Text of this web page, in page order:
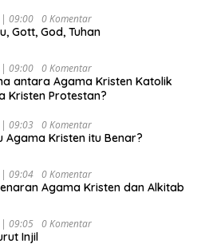
& Simposium Nasional
Perekonomian Nasional dan
| 09:00 0 Komentar
Gott, God, Tuhan
| 09:00 0 Komentar
antara Agama Kristen Katolik
Kristen Protestan?
| 09:03 0 Komentar
Agama Kristen itu Benar?
| 09:04 0 Komentar
Agama Kristen dan Alkitab
| 09:05 0 Komentar
Injil